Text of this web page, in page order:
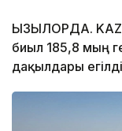
ҚЫЗЫЛОРДА.
биыл 185,8 мың
дақылдары